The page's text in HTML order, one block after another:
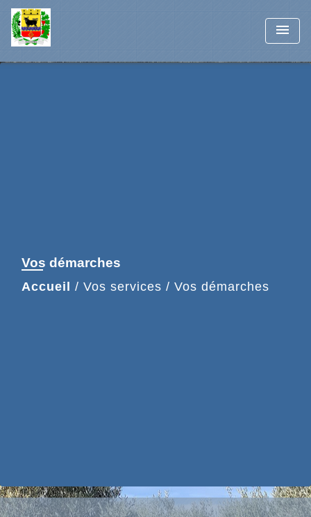
menu
Vos démarches
Accueil / Vos services / Vos démarches